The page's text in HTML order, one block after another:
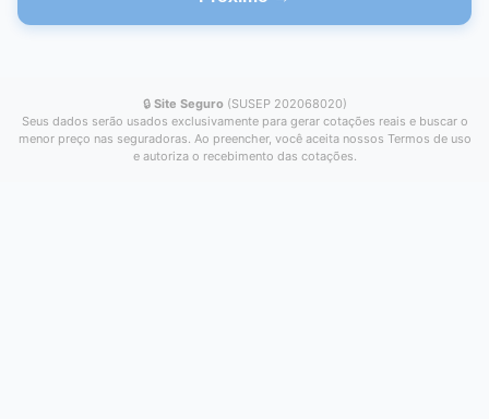
🔒 Site Seguro (SUSEP 202068020)
Seus dados serão usados exclusivamente para gerar cotações reais e buscar o
menor preço nas seguradoras. Ao preencher, você aceita nossos Termos de uso
e autoriza o recebimento das cotações.